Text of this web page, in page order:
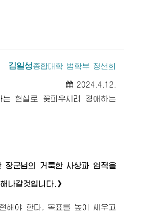
김일성종합대학 법학부 정선희
2024.4.12.
는 현실로 꽃피우시려 경애하는
장군님의 거룩한 사상과 업적을
나갈것입니다.》
해야 한다, 목표를 높이 세우고